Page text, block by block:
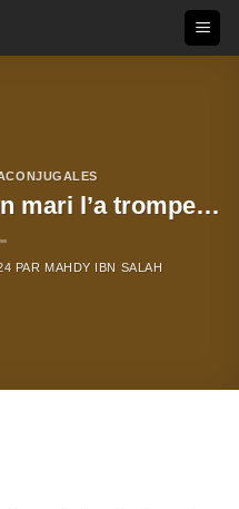
mari l’a trompe…
PAR MAHDY IBN SALAH